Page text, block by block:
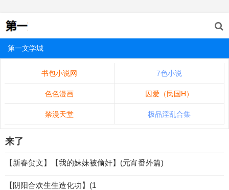
第一文学城
书包小说网 7色小说
色色漫画 囚爱（民国H）
禁漫天堂 极品淫乱合集
来了
【新春贺文】【我的妹妹被偷奸】(元宵番外篇)
【阴阳合欢生生造化功】(1